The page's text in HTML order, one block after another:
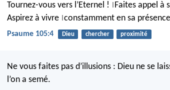
Tournez-vous vers l’Eternel !
Faites appel à
Aspirez à vivre constamment en sa
Psaume 105:4 Dieu chercher proximité
Ne vous faites pas d’illusions : Dieu ne se
l’on a semé.